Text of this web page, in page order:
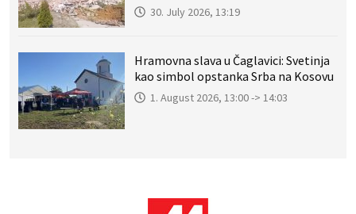
30. July 2026, 13:19
Hramovna slava u Čaglavici: Svetinja
kao simbol opstanka Srba na Kosovu
1. August 2026, 13:00 -> 14:03